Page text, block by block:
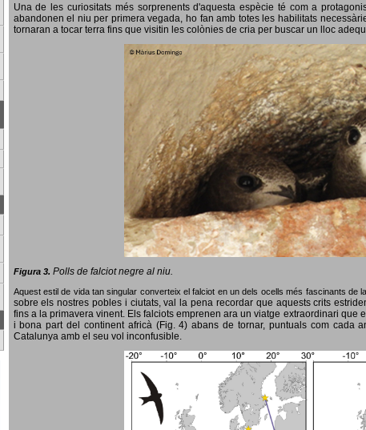
Una de les curiositats més sorprenents d'aquesta espècie té com a
abandonen el niu per primera vegada, ho fan amb totes les habilitats
tornaran a tocar terra fins que visitin les colònies de cria per buscar un lloc
Figura 3. Polls de falciot negre al niu.
Aquest estil de vida tan singular converteix el falciot en un dels ocells més fascinants de
sobre els nostres pobles i ciutats, val la pena recordar que aquests crits
fins a la primavera vinent. Els falciots emprenen ara un viatge extraordinari que
i bona part del continent africà (Fig. 4) abans de tornar, puntuals com cada
Catalunya amb el seu vol inconfusible.